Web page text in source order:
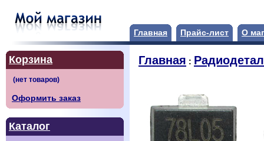
Главная Прайс-лист О
Корзина
Оформить заказ
Каталог
Главная :